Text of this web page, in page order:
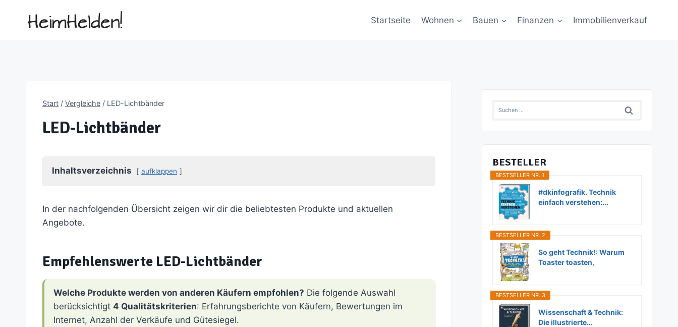
Startseite Wohnen Bauen Finanzen Immobilienverkauf
Start / Vergleiche / LED-Lichtbänder
LED-Lichtbänder
Inhaltsverzeichnis aufklappen
In der nachfolgenden Übersicht zeigen wir dir die beliebtesten Produkte und aktuellen
Angebote.
Empfehlenswerte LED-Lichtbänder
Welche Produkte werden von anderen Käufern empfohlen? Die folgende Auswahl
berücksichtigt 4 Qualitätskriterien: Erfahrungsberichte von Käufern, Bewertungen im
Internet, Anzahl der Verkäufe und Gütesiegel.
Suchen
BESTELLER
BESTSELLER NR. 1
#dkinfografik. Technik
einfach verstehen:...
BESTSELLER NR. 2
So geht Technik!: Warum
Toaster toasten,
BESTSELLER NR. 3
Wissenschaft & Technik:
Die illustrierte...